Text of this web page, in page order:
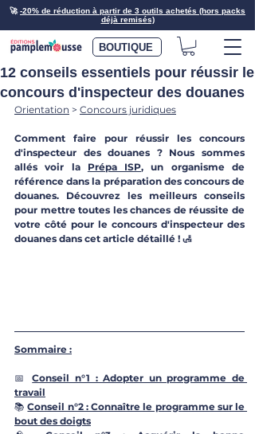
🚀-20% de réduction à partir de 3 outils achetés (hors packs
déjà remisés)
BOUTIQUE
12 conseils essentiels pour réussir le
concours d'inspecteur des douanes
Orientation > Concours juridiques
Comment faire pour réussir les concours
d'inspecteur des douanes ? Nous sommes
allés voir la Prépa ISP, un organisme de
référence dans la préparation des concours de
douanes. Découvrez les meilleurs conseils
pour mettre toutes les chances de réussite de
votre côté pour le concours d'inspecteur des
douanes dans cet article détaillé ! 🛃
Sommaire :
📅 Conseil n°1 : Adopter un programme de
travail
📚 Conseil n°2 : Connaître le programme sur le
bout des doigts